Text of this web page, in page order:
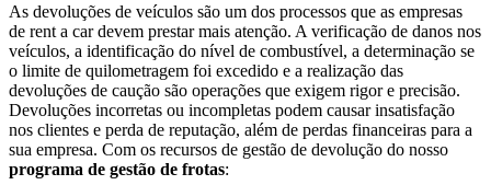
As devoluções de veículos são um dos processos que as empresas
de rent a car devem prestar mais atenção. A verificação de danos nos
veículos, a identificação do nível de combustível, a determinação se
o limite de quilometragem foi excedido e a realização das
devoluções de caução são operações que exigem rigor e precisão.
Devoluções incorretas ou incompletas podem causar insatisfação
nos clientes e perda de reputação, além de perdas financeiras para a
sua empresa. Com os recursos de gestão de devolução do nosso
programa de gestão de frotas: